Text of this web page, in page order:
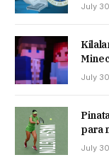
July
July
para
July